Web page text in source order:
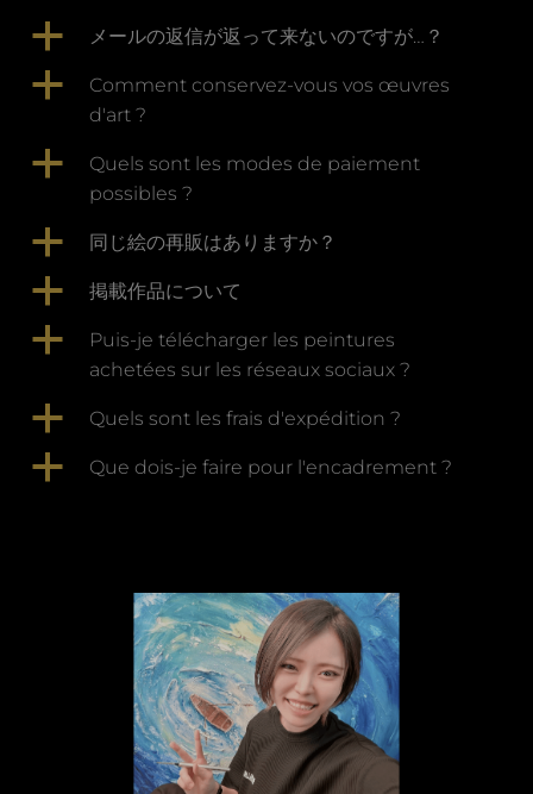
a メールの返信が返って来ないのですが…？
a
Comment conservez-vous vos œuvres
d'art ?
a
Quels sont les modes de paiement
possibles ?
a 同じ絵の再販はありますか？
a 掲載作品について
a
Puis-je télécharger les peintures
achetées sur les réseaux sociaux ?
a Quels sont les frais d'expédition ?
a Que dois-je faire pour l'encadrement ?